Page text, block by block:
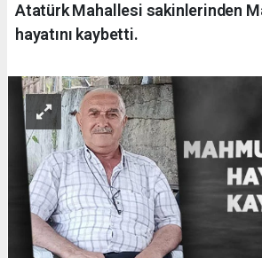
Atatürk Mahallesi sakinlerinden
hayatını kaybetti.